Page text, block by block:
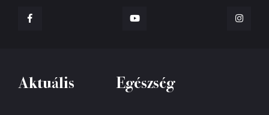
Aktuális Egészség